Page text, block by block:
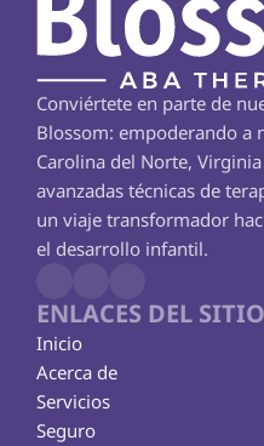
Conviértete en parte de
Blossom: empoderando a
Carolina del Norte,
avanzadas técnicas de
un viaje transformador
el desarrollo infantil.
ENLACES DEL
Inicio
Acerca de
Servicios
Seguro